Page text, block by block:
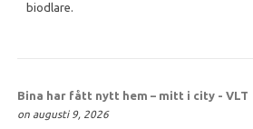
biodlare.
Bina har fått nytt hem – mitt i city - VLT
on augusti 9, 2026